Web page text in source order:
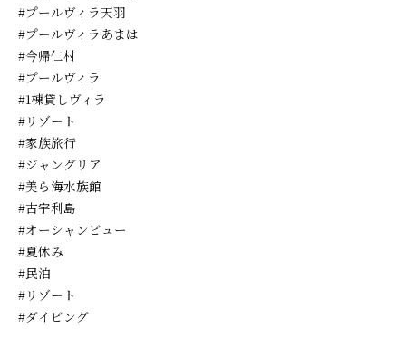
#プールヴィラ天羽
#プールヴィラあまは
#今帰仁村
#プールヴィラ
#1棟貸しヴィラ
#リゾート
#家族旅行
#ジャングリア
#美ら海水族館
#古宇利島
#オーシャンビュー
#夏休み
#民泊
#リゾート
#ダイビング